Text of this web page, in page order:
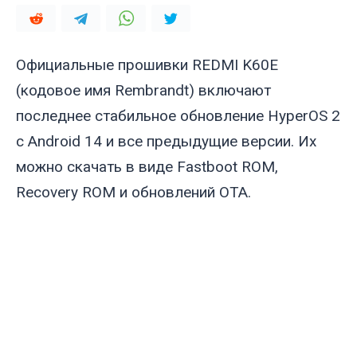
Официальные прошивки REDMI K60E
(кодовое имя Rembrandt) включают
последнее стабильное обновление HyperOS 2
с Android 14 и все предыдущие версии. Их
можно скачать в виде Fastboot ROM,
Recovery ROM и обновлений OTA.